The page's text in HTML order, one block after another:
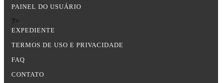
PAINEL DO USUÁRIO
?>
EXPEDIENTE
TERMOS DE USO E PRIVACIDADE
FAQ
CONTATO